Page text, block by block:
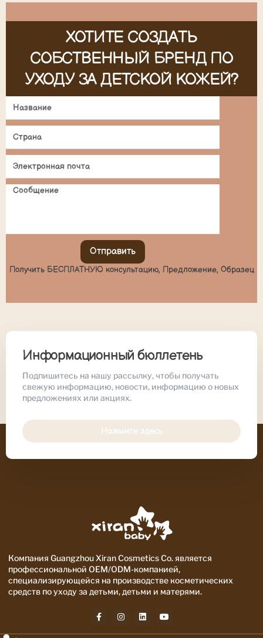
ХОТИТЕ СОЗДАТЬ
СОБСТВЕННЫЙ БРЕНД ПО
УХОДУ ЗА ДЕТСКОЙ КОЖЕЙ?
Отправить
Получить БЕСПЛАТНУЮ консультацию, Предложение, Образец
Информационный бюллетень
Подпишитесь на нашу рассылку, чтобы получать
свежую информацию, новости, информацию о новых
предложениях или акциях.
Нажмите здесь
Компания Guangzhou Xiran Cosmetics Co. является
профессиональной OEM/ODM-компанией,
специализирующейся на производстве косметических
средств по уходу за детьми, детьми и матерями.